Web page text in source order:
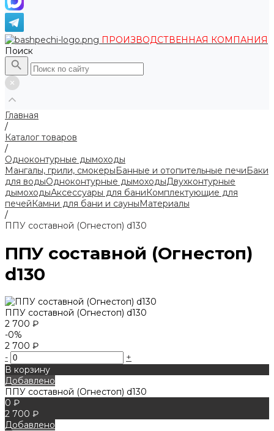
ПРОИЗВОДСТВЕННАЯ КОМПАНИЯ
Поиск
Главная
/
Каталог товаров
/
Одноконтурные дымоходы
Мангалы, грили, смокерыБанные и отопительные печиБаки
для водыОдноконтурные дымоходыДвухконтурные
дымоходыАксессуары для баниКомплектующие для
печейКамни для бани и сауныМатериалы
/
ППУ составной (Огнестоп) d130
ППУ составной (Огнестоп)
d130
ППУ составной (Огнестоп) d130
2 700 ₽
-0%
2 700 ₽
-
+
В корзину
Добавлено
ППУ составной (Огнестоп) d130
0 ₽
2 700 ₽
Добавлено